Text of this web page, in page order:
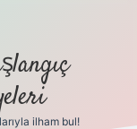
ilham bul!